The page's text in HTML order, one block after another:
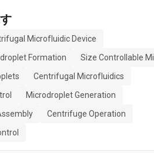
Microfluidic Device
Formation
Size Controllable
Centrifugal Microfluidics
Microdroplet Generation
Centrifuge Operation